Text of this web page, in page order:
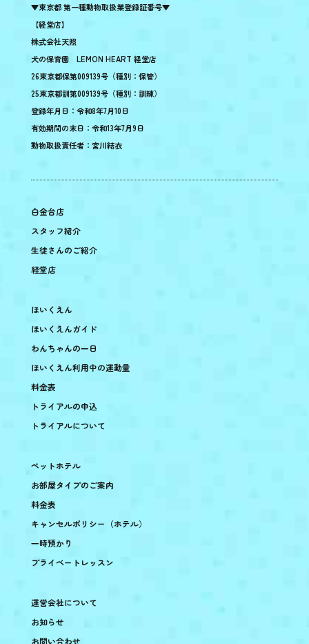
▼東京都 第一種動物取扱業登録証番号▼
【経堂店】
株式会社天照
犬の保育園 LEMON HEART 経堂店
26東京都保第009139号（種別：保管）
25東京都訓第009139号（種別：訓練）
登録年月日：令和8年7月10日
有効期間の末日：令和13年7月9日
動物取扱責任者：宮川結衣
白金台店
スタッフ紹介
生徒さんのご紹介
経堂店
ほいくえん
ほいくえんガイド
わんちゃんの一日
ほいくえん利用中の運動量
料金表
トライアルの申込
トライアルについて
ペットホテル
お部屋タイプのご案内
料金表
キャンセルポリシー（ホテル）
一時預かり
プライベートレッスン
運営会社について
お知らせ
お問い合わせ